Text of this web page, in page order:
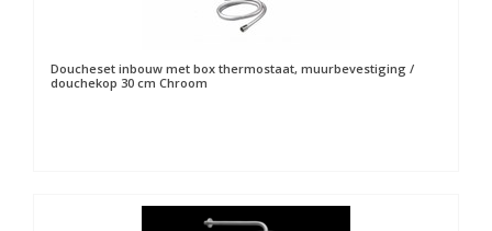
Doucheset inbouw met box thermostaat, muurbevestiging /
douchekop 30 cm Chroom